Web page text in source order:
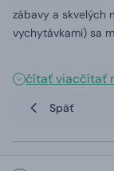
zábavy a skvelých
vychytávkami) sa
čítať viacčítať
Späť